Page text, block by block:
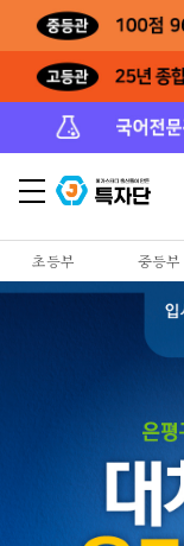
초등부 중등부